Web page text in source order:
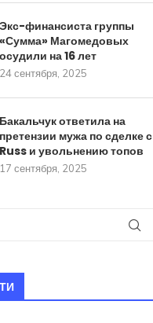
Экс-финансиста группы
«Сумма» Магомедовых
осудили на 16 лет
24 сентября, 2025
Бакальчук ответила на
претензии мужа по сделке с
Russ и увольнению топов
17 сентября, 2025